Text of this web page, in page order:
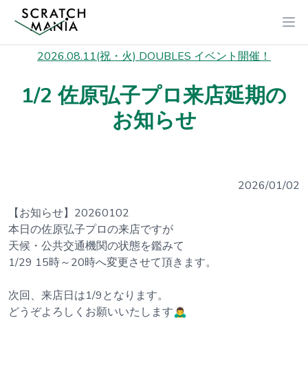
2026.08.11(祝・火) DOUBLES イベント開催！
1/2 佐原弘子プロ来店延期の
お知らせ
2026/01/02
【お知らせ】20260102
本日の佐原弘子プロの来店ですが
天候・公共交通機関の状態を鑑みて
1/29 15時～20時へ変更させて頂きます。
次回、来店日は1/9となります。
どうぞよろしくお願いいたします🙇‍♂️